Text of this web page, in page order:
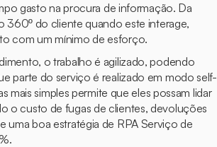
gasto na procura de informação. Da
360º do cliente quando este interage,
com um mínimo de esforço.
o trabalho é agilizado, podendo
parte do serviço é realizado em modo self-
mais simples permite que eles possam lidar
o custo de fugas de clientes, devoluções
uma boa estratégia de RPA Serviço de